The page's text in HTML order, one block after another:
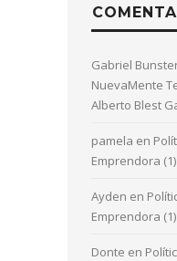
Gabriel
NuevaMente
Alberto Blest
pamela en
Emprendora (1)
Ayden en
Emprendora (1)
Donte en